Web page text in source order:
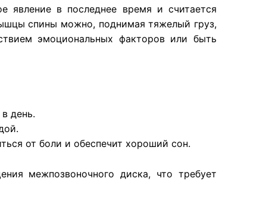
явление в последнее время и считается
спины можно, поднимая тяжелый груз,
эмоциональных факторов или быть
день.
от боли и обеспечит хороший сон.
межпозвоночного диска, что требует